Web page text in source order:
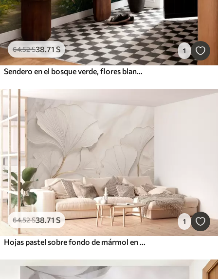
64.52S38.71 S 1
Sendero en el bosque verde, flores blancas, luz del sol, dibujo estilo acrílico
64.52S38.71 S 1
Hojas pastel sobre fondo de mármol en tonos beige